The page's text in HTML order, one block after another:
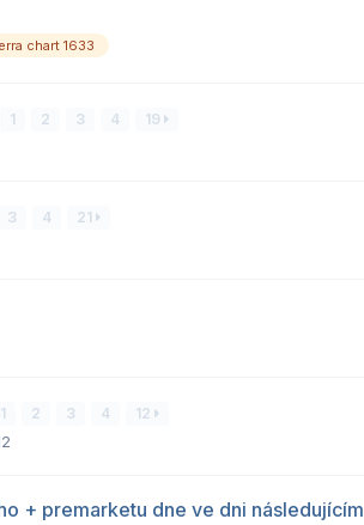
chart 1633
1 2 3 4 19
3 4 21
1 2 3 4 12
+ premarketu dne ve dni následujícím